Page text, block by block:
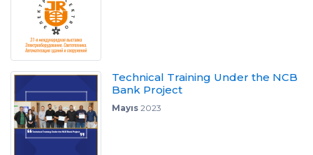
Technical Training Under the NCB
Bank Project
Mayıs2023